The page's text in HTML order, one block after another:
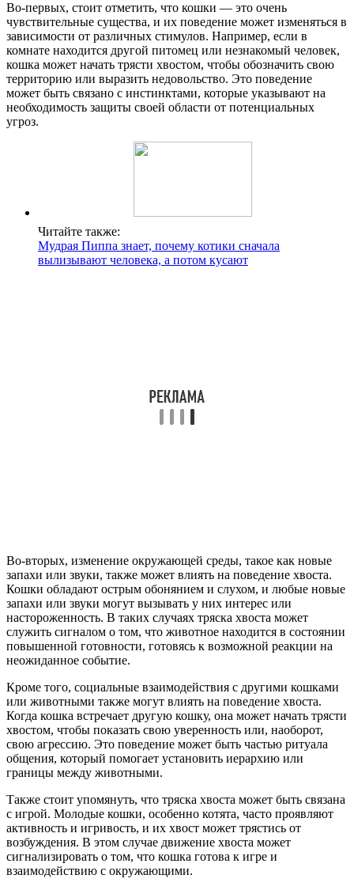
Во-первых, стоит отметить, что кошки — это очень
чувствительные существа, и их поведение может изменяться в
зависимости от различных стимулов. Например, если в
комнате находится другой питомец или незнакомый человек,
кошка может начать трясти хвостом, чтобы обозначить свою
территорию или выразить недовольство. Это поведение
может быть связано с инстинктами, которые указывают на
необходимость защиты своей области от потенциальных
угроз.
Читайте также:
Мудрая Пиппа знает, почему котики сначала
вылизывают человека, а потом кусают
Во-вторых, изменение окружающей среды, такое как новые
запахи или звуки, также может влиять на поведение хвоста.
Кошки обладают острым обонянием и слухом, и любые новые
запахи или звуки могут вызывать у них интерес или
настороженность. В таких случаях тряска хвоста может
служить сигналом о том, что животное находится в состоянии
повышенной готовности, готовясь к возможной реакции на
неожиданное событие.
Кроме того, социальные взаимодействия с другими кошками
или животными также могут влиять на поведение хвоста.
Когда кошка встречает другую кошку, она может начать трясти
хвостом, чтобы показать свою уверенность или, наоборот,
свою агрессию. Это поведение может быть частью ритуала
общения, который помогает установить иерархию или
границы между животными.
Также стоит упомянуть, что тряска хвоста может быть связана
с игрой. Молодые кошки, особенно котята, часто проявляют
активность и игривость, и их хвост может трястись от
возбуждения. В этом случае движение хвоста может
сигнализировать о том, что кошка готова к игре и
взаимодействию с окружающими.